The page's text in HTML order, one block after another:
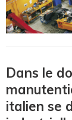
Dans le
italien se